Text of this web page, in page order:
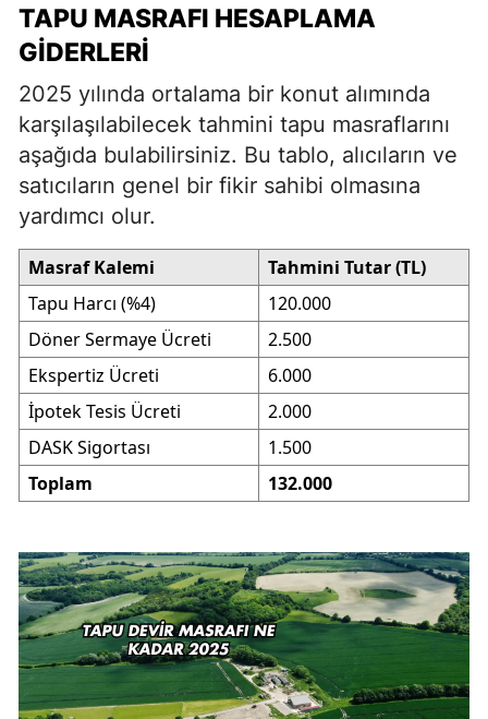
TAPU MASRAFI HESAPLAMA
GIDERLERI
2025 yılında ortalama bir konut alımında
karşılaşılabilecek tahmini tapu masraflarını
aşağıda bulabilirsiniz. Bu tablo, alıcıların ve
satıcıların genel bir fikir sahibi olmasına
yardımcı olur.
Masraf Kalemi
Tahmini Tutar (TL)
Tapu Harcı (%4)
120.000
Döner Sermaye Ücreti
2.500
Ekspertiz Ücreti
6.000
İpotek Tesis Ücreti
2.000
DASK Sigortası
1.500
Toplam
132.000